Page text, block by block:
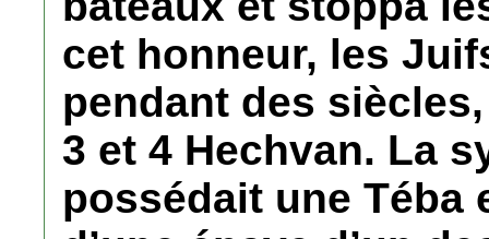
cet honneur, les
pendant des
3 et 4 Hechvan. La
possédait une